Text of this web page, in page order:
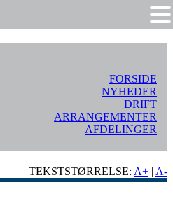
FORSIDE
NYHEDER
DRIFT
ARRANGEMENTER
AFDELINGER
TEKSTSTØRRELSE: A+ | A-